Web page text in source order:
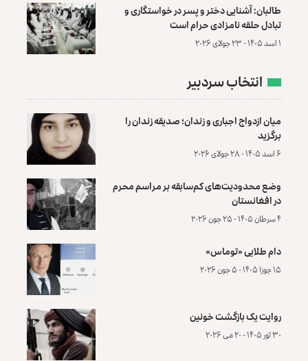
طالبان: آشنایی دختر و پسر در خواستگاری و
تبادل حلقه نامزادی حرام است
۱ اسد ۱۴۰۵ - ۲۳ جولای ۲۰۲۶
انتخاب سردبیر
میان ازدواج اجباری و زندان؛ صدیقه زندان را
برگزید
۶ اسد ۱۴۰۵ - ۲۸ جولای ۲۰۲۶
وضع محدودیت‌های کم‌سابقه بر مراسم محرم
در افغانستان
۴ سرطان ۱۴۰۵ - ۲۵ جون ۲۰۲۶
دام طلایی «توماس»
۱۵ جوزا ۱۴۰۵ - ۵ جون ۲۰۲۶
روایت یک بازگشت خونین
۳۰ ثور ۱۴۰۵ - ۲۰ می ۲۰۲۶